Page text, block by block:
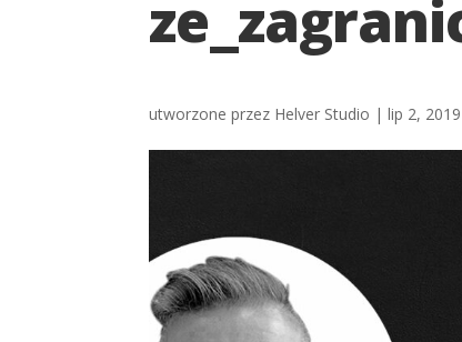
utworzone przez Helver Studio |lip 2, 2019